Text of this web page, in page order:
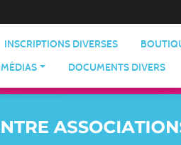
INSCRIPTIONS DIVERSES
MÉDIAS DOCUMENTS DIVERS